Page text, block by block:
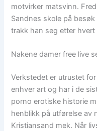
motvirker matsvinn.
Sandnes skole på
trakk han seg etter
Nakene damer free live
Verkstedet er utrustet
enhver art og har i de
porno erotiske historie
henblikk på utførelse av
Kristiansand mek. Når